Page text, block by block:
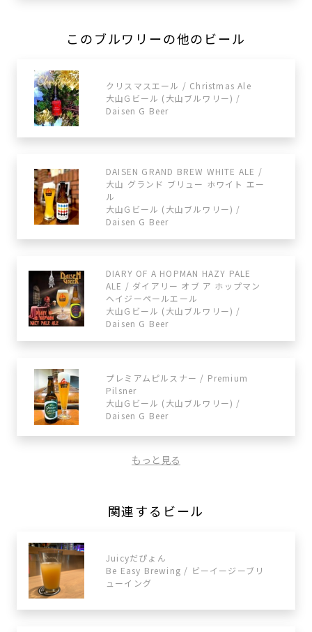
このブルワリーの他のビール
クリスマスエール / Christmas Ale
大山Gビール (大山ブルワリー) /
Daisen G Beer
DAISEN GRAND BREW WHITE ALE /
大山 グランド ブリュー ホワイト エー
ル
大山Gビール (大山ブルワリー) /
Daisen G Beer
DIARY OF A HOPMAN HAZY PALE
ALE / ダイアリー オブ ア ホップマン
ヘイジーペールエール
大山Gビール (大山ブルワリー) /
Daisen G Beer
プレミアムピルスナー / Premium
Pilsner
大山Gビール (大山ブルワリー) /
Daisen G Beer
もっと見る
関連するビール
Juicyだぴょん
Be Easy Brewing / ビーイージーブリ
ューイング